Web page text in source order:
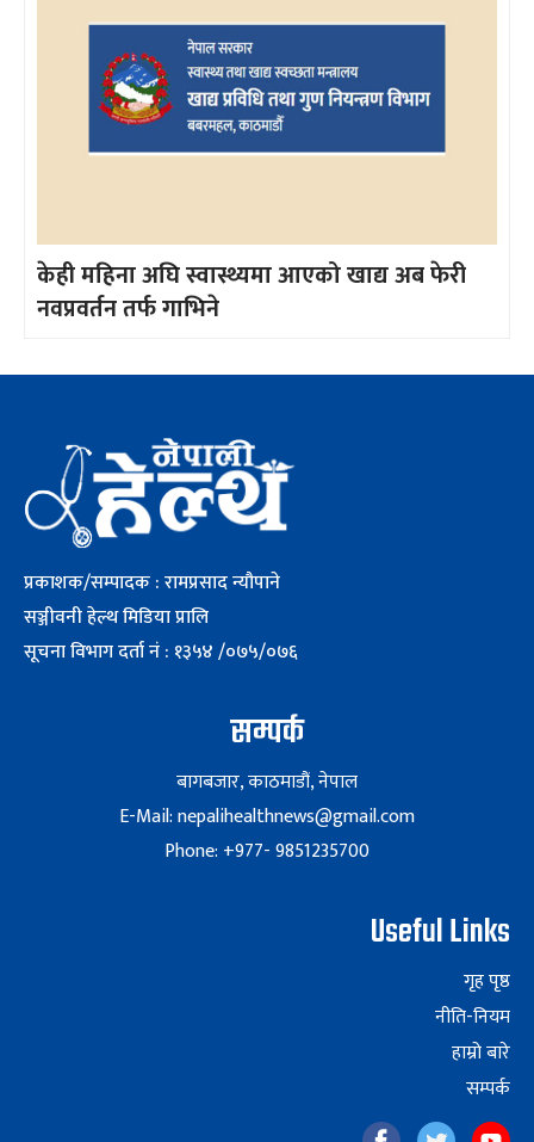
केही महिना अघि स्वास्थ्यमा आएको खाद्य अब फेरी
नवप्रवर्तन तर्फ गाभिने
प्रकाशक/सम्पादक : रामप्रसाद न्यौपाने
सञ्जीवनी हेल्थ मिडिया प्रालि
सूचना विभाग दर्ता नं : १३५४ /०७५/०७६
सम्पर्क
बागबजार, काठमाडौं, नेपाल
E-Mail: nepalihealthnews@gmail.com
Phone: +977- 9851235700
Useful Links
गृह पृष्ठ
नीति-नियम
हाम्रो बारे
सम्पर्क